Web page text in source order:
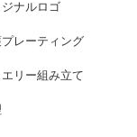
ナルロゴ
レーティング
エリー組み立て